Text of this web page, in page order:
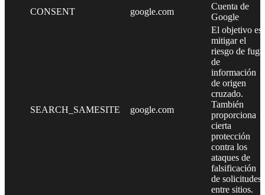
CONSENT
google.com
Cuenta de
Google
SEARCH_SAMESITE google.com
El objetivo es
mitigar el
riesgo de fuga
de
información
de origen
cruzado.
También
proporciona
cierta
protección
contra los
ataques de
falsificación
de solicitudes
entre sitios.